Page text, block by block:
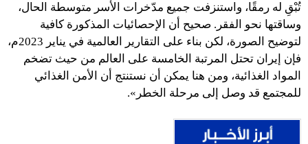
تُبْقِ له رمقًا، واستنزفت جميع مدّخرات الأسر متوسطة الحال،
وساقتها نحو الفقر. صحيح أن الإحصائيات المذكورة كافية
لتوضيح الصورة، لكن بناء على التقارير العالمية في يناير 2023م،
فإن إيران تحتل المرتبة الخامسة على العالم من حيث تضخم
المواد الغذائية، ومن هنا يمكن أن نستنتج أن الأمن الغذائي
للمجتمع قد وصل إلى مرحلة الخطر».